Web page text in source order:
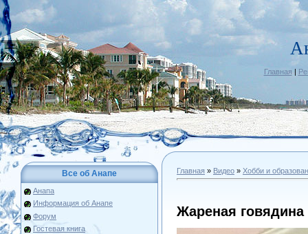
Главная |
Все об Анапе
Анапа
Информация об Анапе
Форум
Гостевая книга
Главная » Видео » Хобби и
Жареная говядина